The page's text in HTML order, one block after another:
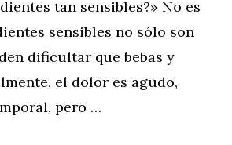
tan sensibles?» No es
sensibles no sólo son
dificultar que bebas y
el dolor es agudo,
pero …